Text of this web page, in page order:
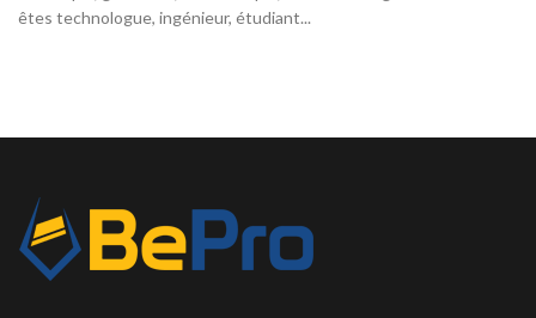
êtes technologue, ingénieur, étudiant...